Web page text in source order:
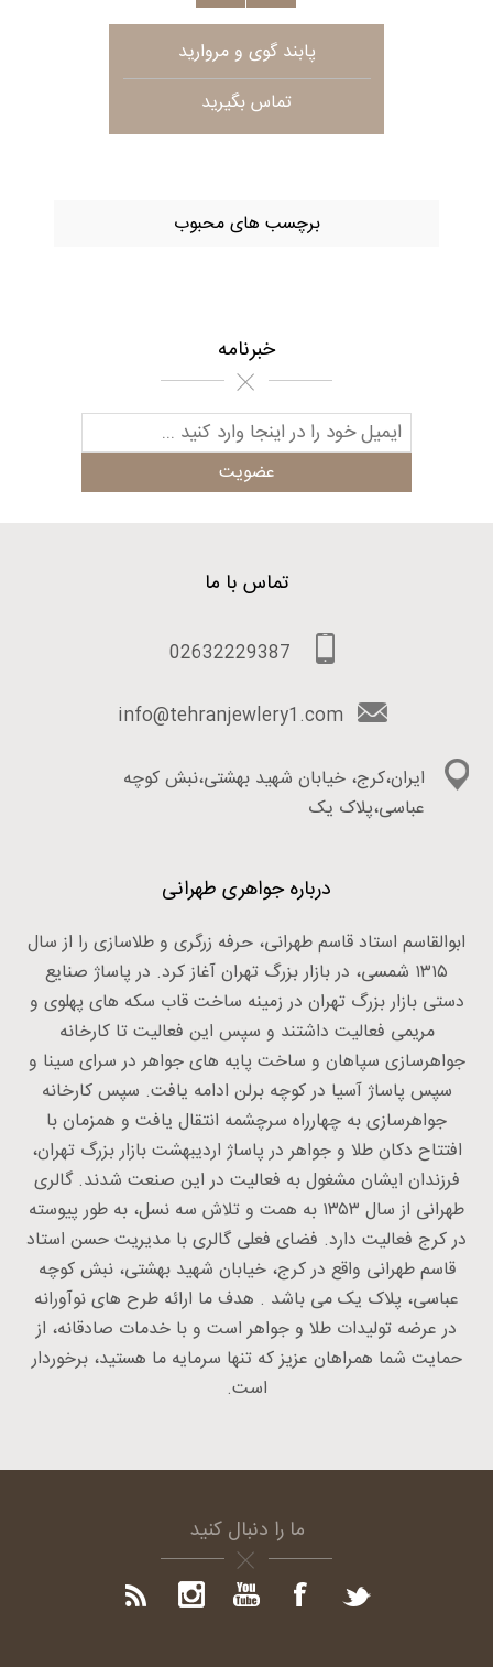
پابند گوی و مروارید
تماس بگیرید
برچسب های محبوب
خبرنامه
تماس با ما
02632229387
info@tehranjewlery1.com
ایران،کرج، خیابان شهید بهشتی،نبش کوچه
عباسی،پلاک یک
درباره جواهری طهرانی
ابوالقاسم استاد قاسم طهرانی، حرفه زرگری و طلاسازی را از سال
۱۳۱۵ شمسی، در بازار بزرگ تهران آغاز کرد. در پاساژ صنایع
دستی بازار بزرگ تهران در زمینه ساخت قاب سکه های پهلوی و
مریمی فعالیت داشتند و سپس این فعالیت تا کارخانه
جواهرسازی سپاهان و ساخت پایه های جواهر در سرای سینا و
سپس پاساژ آسیا در کوچه برلن ادامه یافت. سپس کارخانه
جواهرسازی به چهارراه سرچشمه انتقال یافت و همزمان با
افتتاح دکان طلا و جواهر در پاساژ اردیبهشت بازار بزرگ تهران،
فرزندان ایشان مشغول به فعالیت در این صنعت شدند. گالری
طهرانی از سال ۱۳۵۳ به همت و تلاش سه نسل، به طور پیوسته
در کرج فعالیت دارد. فضای فعلی گالری با مدیریت حسن استاد
قاسم طهرانی واقع در کرج، خیابان شهید بهشتی، نبش کوچه
عباسی، پلاک یک می باشد . هدف ما ارائه طرح های نوآورانه
در عرضه تولیدات طلا و جواهر است و با خدمات صادقانه، از
حمایت شما همراهان عزیز که تنها سرمایه ما هستید، برخوردار
است.
ما را دنبال کنید